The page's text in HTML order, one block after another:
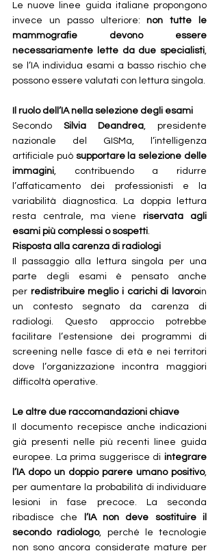
Le nuove linee guida italiane propongono
invece un passo ulteriore: non tutte le
mammografie devono essere
necessariamente lette da due specialisti,
se l’IA individua esami a basso rischio che
possono essere valutati con lettura singola.
Il ruolo dell’IA nella selezione degli esami
Secondo Silvia Deandrea, presidente
nazionale del GISMa, l’intelligenza
artificiale può supportare la selezione delle
immagini, contribuendo a ridurre
l’affaticamento dei professionisti e la
variabilità diagnostica. La doppia lettura
resta centrale, ma viene riservata agli
esami più complessi o sospetti.
Risposta alla carenza di radiologi
Il passaggio alla lettura singola per una
parte degli esami è pensato anche
per redistribuire meglio i carichi di lavoroin
un contesto segnato da carenza di
radiologi. Questo approccio potrebbe
facilitare l’estensione dei programmi di
screening nelle fasce di età e nei territori
dove l’organizzazione incontra maggiori
difficoltà operative.
Le altre due raccomandazioni chiave
Il documento recepisce anche indicazioni
già presenti nelle più recenti linee guida
europee. La prima suggerisce di integrare
l’IA dopo un doppio parere umano positivo,
per aumentare la probabilità di individuare
lesioni in fase precoce. La seconda
ribadisce che
l’IA non deve sostituire il
secondo radiologo, perché le tecnologie
non sono ancora considerate mature per